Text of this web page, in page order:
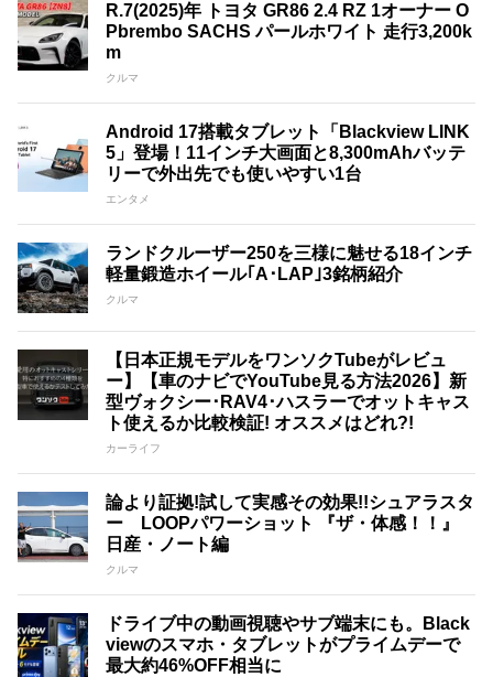
R.7(2025)年 トヨタ GR86 2.4 RZ 1オーナー O
Pbrembo SACHS パールホワイト 走行3,200k
m
クルマ
Android 17搭載タブレット「Blackview LINK
5」登場！11インチ大画面と8,300mAhバッテ
リーで外出先でも使いやすい1台
エンタメ
ランドクルーザー250を三様に魅せる18インチ
軽量鍛造ホイール｢A･LAP｣3銘柄紹介
クルマ
【日本正規モデルをワンソクTubeがレビュ
ー】【車のナビでYouTube見る方法2026】新
型ヴォクシー･RAV4･ハスラーでオットキャス
ト使えるか比較検証! オススメはどれ?!
カーライフ
論より証拠!試して実感その効果!!シュアラスタ
ー LOOPパワーショット 『ザ・体感！！』
日産・ノート編
クルマ
ドライブ中の動画視聴やサブ端末にも。Black
viewのスマホ・タブレットがプライムデーで
最大約46%OFF相当に